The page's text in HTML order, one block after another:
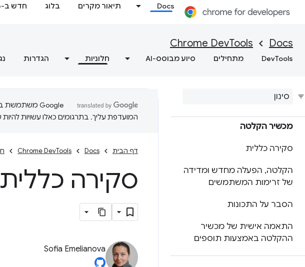
Docs תיאור מקרים בלוג חדש ב-Chrome
Docs
Chrome DevTools
DevTools מתחילים סיוע מבוסס-AI חלוניות הגדרות
ניפוי באגים בכלי WebMCP
שירותי רקע לניפוי באגים
הצגת פרטי המסגרת
האפליקציה
מכשיר הקלטה
סקירה כללית
הקלטה, הפעלה מחדש ומדידה
של זרימות המשתמשים
הסבר על התכונות
התאמה אישית של מכשיר
ההקלטה באמצעות תוספים
המועדפת עליך. בתרגומים כאלו עשויות להיות
דף הבית Docs
Chrome DevTools
סקירה
Sofia Emelianova